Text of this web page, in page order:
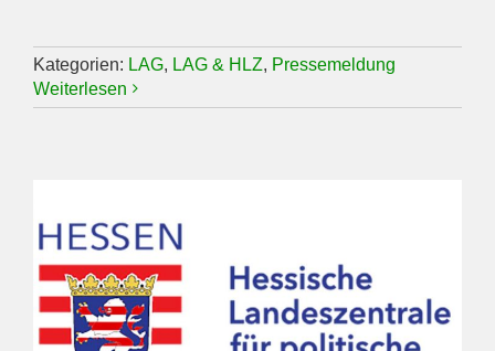
Kategorien: LAG, LAG & HLZ, Pressemeldung
Weiterlesen